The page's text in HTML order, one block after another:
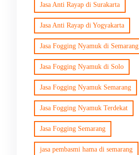
Jasa Anti Rayap di Surakarta
Jasa Anti Rayap di Yogyakarta
Jasa Fogging Nyamuk di Semarang
Jasa Fogging Nyamuk di Solo
Jasa Fogging Nyamuk Semarang
Jasa Fogging Nyamuk Terdekat
Jasa Fogging Semarang
jasa pembasmi hama di semarang